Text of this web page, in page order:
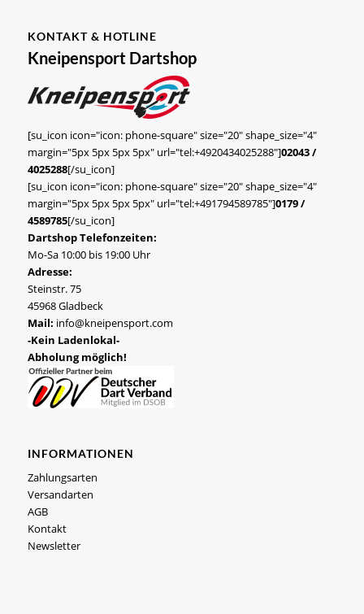
KONTAKT & HOTLINE
Kneipensport Dartshop
[su_icon icon="icon: phone-square" size="20" shape_size="4"
margin="5px 5px 5px 5px" url="tel:+4920434025288"]02043 /
4025288[/su_icon]
[su_icon icon="icon: phone-square" size="20" shape_size="4"
margin="5px 5px 5px 5px" url="tel:+491794589785"]0179 /
4589785[/su_icon]
Dartshop Telefonzeiten:
Mo-Sa 10:00 bis 19:00 Uhr
Adresse:
Steinstr. 75
45968 Gladbeck
Mail: info@kneipensport.com
-Kein Ladenlokal-
Abholung möglich!
INFORMATIONEN
Zahlungsarten
Versandarten
AGB
Kontakt
Newsletter